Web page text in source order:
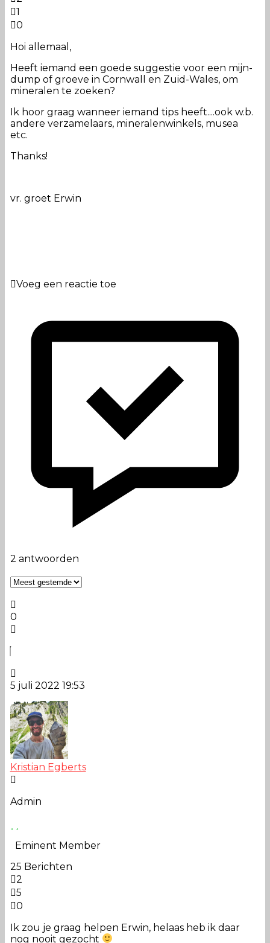
1
0
Hoi allemaal,
Heeft iemand een goede suggestie voor een mijn-
dump of groeve in Cornwall en Zuid-Wales, om
mineralen te zoeken?
Ik hoor graag wanneer iemand tips heeft....ook w.b.
andere verzamelaars, mineralenwinkels, musea
etc.
Thanks!
vr. groet Erwin
Voeg een reactie toe
2 antwoorden
0
5 juli 2022 19:53
Kristian Egberts
Admin
Eminent Member
25 Berichten
2
5
0
Ik zou je graag helpen Erwin, helaas heb ik daar
nog nooit gezocht